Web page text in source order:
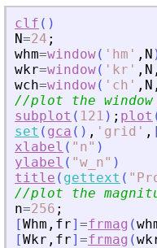
clf ( )
N=24 ;
whm=window( ' hm ' , N
wkr=window( ' kr ' , N ,
wch=window( ' ch ' , N ,
//plot the
subplot ( 121 ) ; plot
set ( gca ( ) , ' grid ' ,
xlabel ( " n" )
ylabel ( "w_n" )
title ( gettext ( "
//plot the
n=256 ;
[Whm , fr] =frmag (
[Wkr , fr] =frmag (